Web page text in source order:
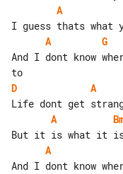
A
A
G
And I dont know
D
A
A
A